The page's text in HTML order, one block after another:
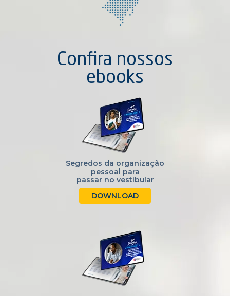
Confira nossos
ebooks
Segredos da organização
pessoal para
passar no vestibular
DOWNLOAD